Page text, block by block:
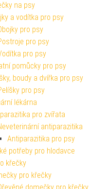
na psy
a vodítka pro psy
pro psy
pro psy
pro psy
pomůcky pro psy
boudy a dvířka pro psy
pro psy
lékárna
pro zvířata
antiparazitika
Antiparazitika pro psy
potřeby pro hlodavce
křečky
pro křečky